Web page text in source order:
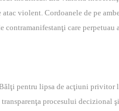
violent. Cordoanele de pe
contramanifestanţi care
pentru lipsa de acţiuni privitor
procesului decizional